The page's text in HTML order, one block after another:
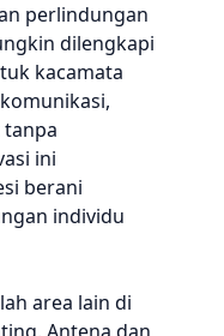
perlindungan
dilengkapi
kacamata
ini
berani
individu
area lain di